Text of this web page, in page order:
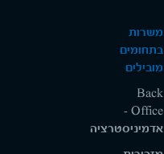
משרות
בתחומים
מובילים
Back
Office -
אדמיניסטרציה